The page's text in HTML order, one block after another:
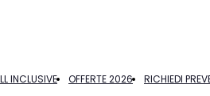
INCLUSIVE OFFERTE 2026 RICHIEDI